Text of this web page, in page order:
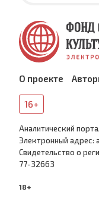
О проекте
16+
Аналитический
Электронный адрес:
Cвидетельство о
77-32663
18+